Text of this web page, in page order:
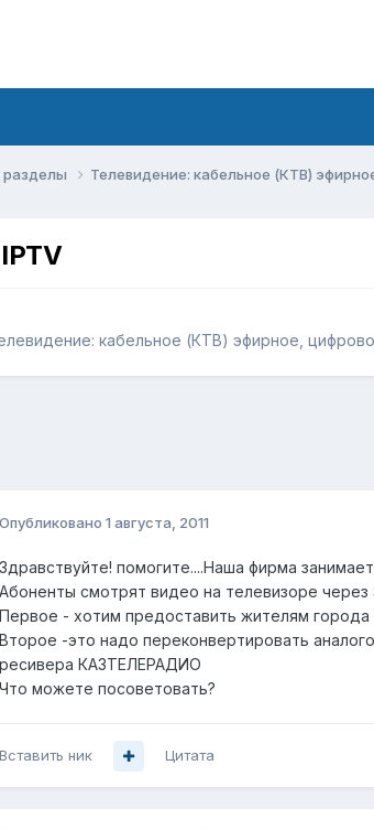
разделы Телевидение: кабельное (КТВ)
кабельное (КТВ) эфирное,
Опубликовано 1 августа, 2011
Здравствуйте! помогите....Наша фирма
Абоненты смотрят видео на телевизоре через
Первое - хотим предоставить жителям
Второе -это надо переконвертировать
ресивера КАЗТЕЛЕРАДИО
Что можете посоветовать?
Вставить ник Цитата